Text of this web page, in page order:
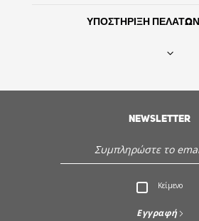
Εξυπηρέτηση - Υποστήριξη πελατών
ΥΠΟΣΤΗΡΙΞΗ ΠΕΛΑΤΩΝ
NEWSLETTER
Κείμενο
Εγγραφή